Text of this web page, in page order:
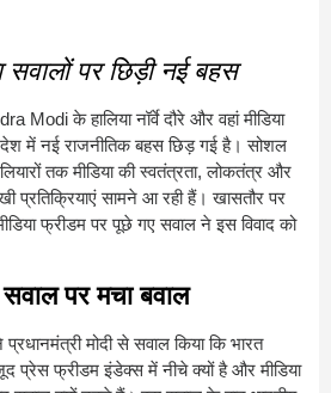
सवालों पर छिड़ी नई बहस
Modiके हालिया नॉर्वे दौरे और वहां मीडिया
देश में नई राजनीतिक बहस छिड़ गई है। सोशल
तक मीडिया की स्वतंत्रता, लोकतंत्र और
प्रतिक्रियाएं सामने आ रही हैं। खासतौर पर
मीडिया फ्रीडम पर पूछे गए सवाल ने इस विवाद को
पर मचा बवाल
प्रधानमंत्री मोदी से सवाल किया कि भारत
प्रेस फ्रीडम इंडेक्स में नीचे क्यों है और मीडिया